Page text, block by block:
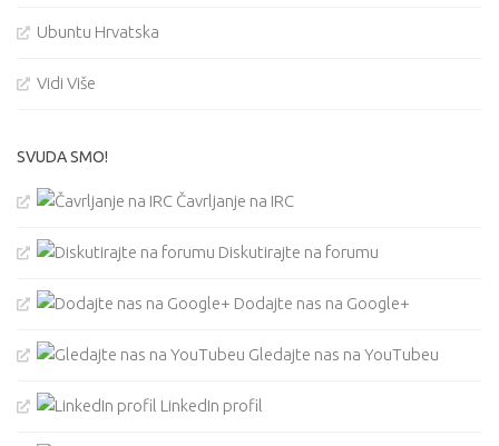
Ubuntu Hrvatska
Vidi Više
SVUDA SMO!
Čavrljanje na IRC
Diskutirajte na forumu
Dodajte nas na Google+
Gledajte nas na YouTubeu
LinkedIn profil